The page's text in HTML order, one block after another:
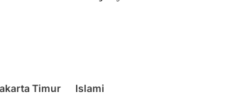
Timur Islami